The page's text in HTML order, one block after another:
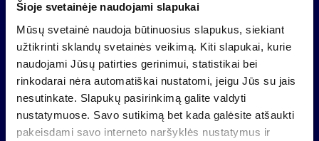
Šioje svetainėje naudojami slapukai
Mūsų svetainė naudoja būtinuosius slapukus, siekiant
užtikrinti sklandų svetainės veikimą. Kiti slapukai, kurie
naudojami Jūsų patirties gerinimui, statistikai bei
rinkodarai nėra automatiškai nustatomi, jeigu Jūs su jais
nesutinkate. Slapukų pasirinkimą galite valdyti
nustatymuose. Savo sutikimą bet kada galėsite atšaukti
pakeisdami savo interneto naršyklės nustatymus ir
Estate“ dabartinės stebėtojų tarybos kadencijos
pabaigos – 2025 metais vyksiančio eilinio visuotinio
bendrovės akcininkų susirinkimo dienos.
Apie „INVL Baltic Real Estate“
„INVL Baltic Real Estate“ valdo nekilnojamąjį turtą
Vilniuje ir Rygoje: biurų pastatus Senamiestyje
Vilniaus gatvėje, Šiaurės miestelyje, taip pat 55 ha